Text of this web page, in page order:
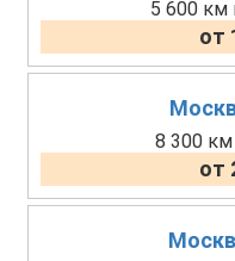
5 600 км
от
8 300
от